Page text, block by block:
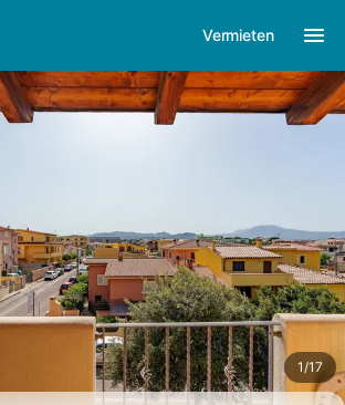
Vermieten
1/17